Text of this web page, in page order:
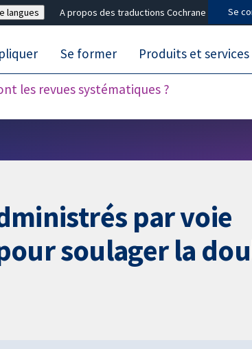
langues A propos des traductions Cochrane Se
les revues systématiques ?
Se former Produits et services
par voie
soulager la